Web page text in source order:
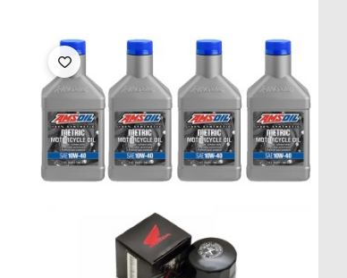
امدادات الطاقة: سيارة ولاعة السجائر دراجة : امداد الطاقة .
الجهد: 12 فولت